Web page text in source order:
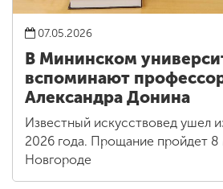
07.05.2026
В Мининском
вспоминают
Александра Донина
Известный искусствовед ушел
2026 года. Прощание пройдет
Новгороде